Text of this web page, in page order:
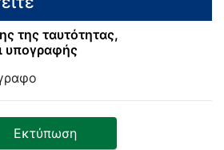
της ταυτότητας,
υπογραφής
Εκτύπωση